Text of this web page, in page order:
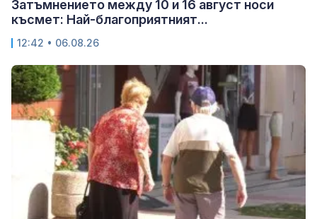
Затъмнението между 10 и 16 август носи
късмет: Най-благоприятният...
12:42 • 06.08.26